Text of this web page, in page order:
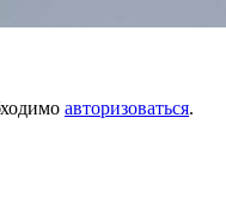
авторизоваться.